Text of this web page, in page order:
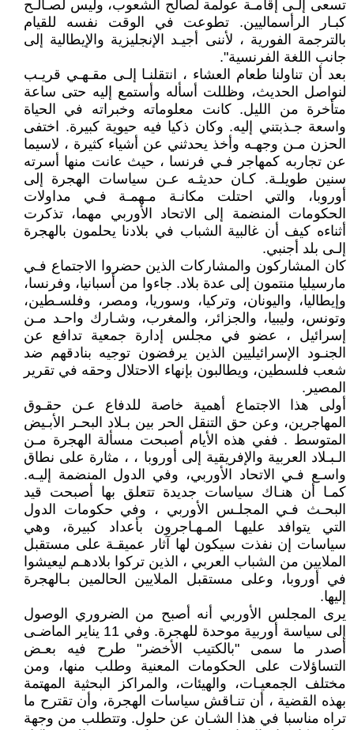
تسعى إلـى إقامـة عولمة لصالح الشعوب، وليس لصـالـح
كبـار الرأسماليين. تطوعت في الوقت نفسه للقيام
بالترجمة الفورية ، لأننى أجيـد الإنجليزية والإيطالية إلى
جانب اللغة الفرنسية".
بعد أن تناولنا طعام العشاء ، انتقلنـا إلـى مقـهـي قريـب
لنواصل الحديث، وظللت أسأله وأستمع إليه حتى ساعة
متأخرة من الليل. كانت معلوماته وخبراته في الحياة
واسعة جـذبتني إليه. وكان ذكيا فيه حيوية كبيرة. اختفى
الحزن مـن وجهـه وأخذ يحدثني عن أشياء كثيرة ، لاسيما
عن تجاربه كمهاجر فـي فرنسا ، حيث عانت منها أسرته
سنين طويلـة. كـان حديثـه عـن سياسات الهجرة إلى
أوروبا، والتي احتلت مكانـة مـهمـة فـي مداولات
الحكومات المنضمة إلى الاتحاد الأوربي مهما، تذكرت
أثناءه كيف أن غالبية الشباب في بلادنا يحلمون بالهجرة
إلـى بلد أجنبي.
كان المشاركون والمشاركات الذين حضروا الاجتماع فـي
مارسيليا منتمون إلى عدة بلاد. جاءوا من أسبانيا، وفرنسا،
وإيطاليا، واليونان، وتركيا، وسوريا، ومصر، وفلسـطين،
وتونس، وليبيا، والجزائر، والمغرب، وشـارك واحـد مـن
إسرائيل ، عضو في مجلس إدارة جمعية تدافع عن
الجنـود الإسرائيليين الذين يرفضون توجيه بنادقهم ضد
شعب فلسطين، ويطالبون بإنهاء الاحتلال وحقه في تقرير
المصير.
أولى هذا الاجتماع أهمية خاصة للدفاع عـن حقـوق
المهاجرين، وعن حق التنقل الحر بين بـلاد البحـر الأبـيض
المتوسط . ففي هذه الأيام أصبحت مسألة الهجرة مـن
الـبـلاد العربية والإفريقية إلى أوروبا ، ، مثارة على نطاق
واسـع فـي الاتحاد الأوربي، وفي الدول المنضمة إليـه.
كمـا أن هنـاك سياسات جديدة تتعلق بها أصبحت قيد
البحـث فـي المجلـس الأوربي ، وفي حكومات الدول
التي يتوافد عليهـا المـهـاجرون بأعداد كبيرة، وهي
سياسات إن نفذت سيكون لها آثار عميقـة على مستقبل
الملايين من الشباب العربي ، الذين تركوا بلادهـم ليعيشوا
في أوروبا، وعلى مستقبل الملايين الحالمين بـالهجرة
إليها.
يرى المجلس الأوربي أنه أصبح من الضروري الوصول
إلى سياسة أوربية موحدة للهجرة. وفي 11 يناير الماضـى
أصدر ما سمى "بالكتيب الأخضر" طرح فيه بعـض
التساؤلات على الحكومات المعنية وطلب منها، ومن
مختلف الجمعيـات، والهيئات، والمراكز البحثية المهتمة
بهذه القضية ، أن تنـاقش سياسات الهجرة، وأن تقترح ما
تراه مناسبا في هذا الشـان عن حلول. وتتطلب من وجهة